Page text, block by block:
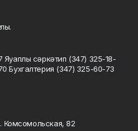
сәркәтип (347) 325-18-
Бухгалтерия (347) 325-60-73
Комсомольская, 82